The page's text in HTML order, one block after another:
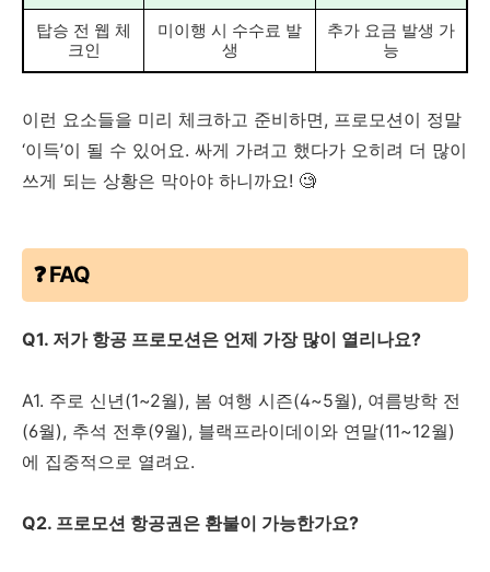
탑승 전 웹 체
크인
미이행 시 수수료 발
생
추가 요금 발생 가
능
이런 요소들을 미리 체크하고 준비하면, 프로모션이 정말
‘이득’이 될 수 있어요. 싸게 가려고 했다가 오히려 더 많이
쓰게 되는 상황은 막아야 하니까요! 🧐
❓ FAQ
Q1. 저가 항공 프로모션은 언제 가장 많이 열리나요?
A1. 주로 신년(1~2월), 봄 여행 시즌(4~5월), 여름방학 전
(6월), 추석 전후(9월), 블랙프라이데이와 연말(11~12월)
에 집중적으로 열려요.
Q2. 프로모션 항공권은 환불이 가능한가요?